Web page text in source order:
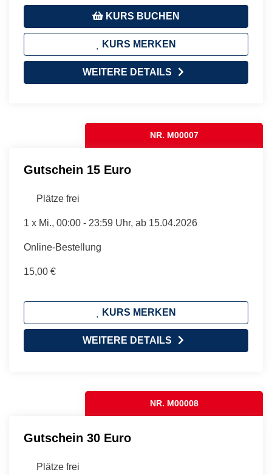
KURS BUCHEN
KURS MERKEN
WEITERE DETAILS
NR. M00007
Gutschein 15 Euro
Plätze frei
1 x Mi., 00:00 - 23:59 Uhr, ab 15.04.2026
Online-Bestellung
15,00 €
KURS MERKEN
WEITERE DETAILS
NR. M00008
Gutschein 30 Euro
Plätze frei